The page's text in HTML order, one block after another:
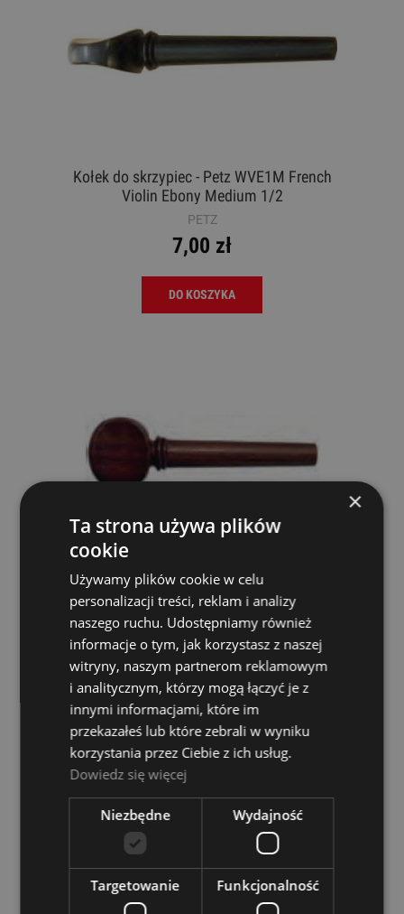
Kołek do skrzypiec - Petz WVE1M French
Violin Ebony Medium 1/2
PETZ
7,00 zł
DO KOSZYKA
French Violin Resewood Medium
PETZ
9,00 zł
DO KOSZYKA
×
Ta strona używa plików
cookie
Używamy plików cookie w celu
personalizacji treści, reklam i analizy
naszego ruchu. Udostępniamy również
informacje o tym, jak korzystasz z naszej
witryny, naszym partnerom reklamowym
i analitycznym, którzy mogą łączyć je z
innymi informacjami, które im
przekazałeś lub które zebrali w wyniku
korzystania przez Ciebie z ich usług.
Dowiedz się więcej
Niezbędne Wydajność
Targetowanie Funkcjonalność